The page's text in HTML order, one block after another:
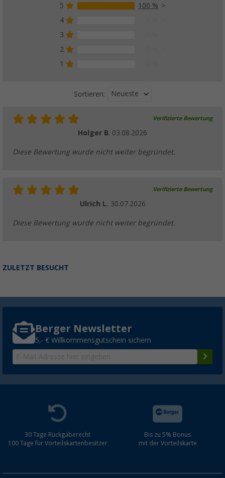
5
100 %
4
3
2
1
Sortieren: Neueste
Verifizierte Bewertung
Holger B. 03.08.2026
Diese Bewertung wurde nicht weiter begründet.
Verifizierte Bewertung
Ulrich L. 30.07.2026
Diese Bewertung wurde nicht weiter begründet.
ZULETZT BESUCHT
Berger Newsletter
5,- € Willkommensgutschein sichern
30 Tage Rückgaberecht
100 Tage für Vorteilskartenbesitzer
Bis zu 5% Bonus
mit der Vorteilskarte